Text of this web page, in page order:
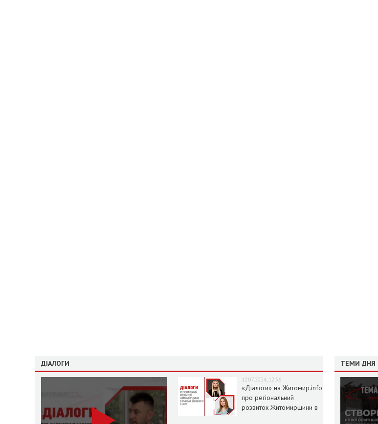
ДІАЛОГИ
12.07.2024, 12:36
«Діалоги» на Житомир.info
про регіональний
розвиток Житомирщини в
ТЕМИ ДНЯ